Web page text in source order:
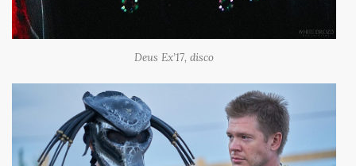
Deus Ex’17, disco